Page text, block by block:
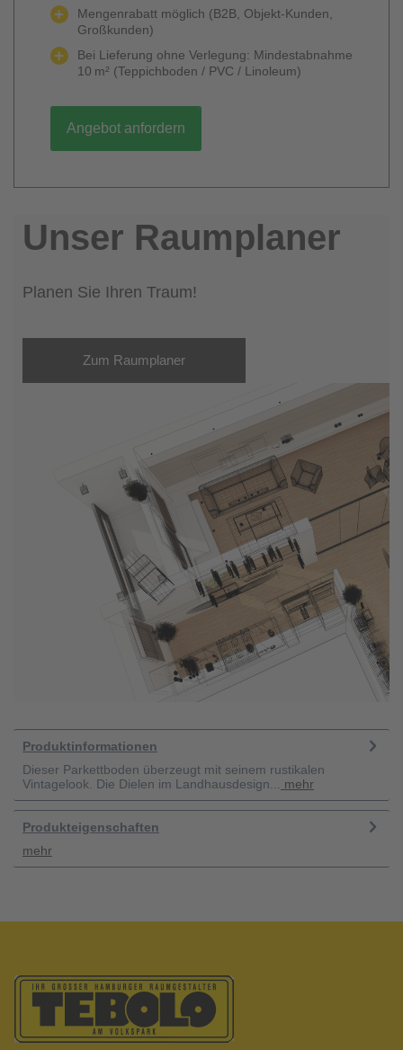
Mengenrabatt möglich (B2B, Objekt-Kunden,
Großkunden)
Bei Lieferung ohne Verlegung: Mindestabnahme
10 m² (Teppichboden / PVC / Linoleum)
Angebot anfordern
Unser Raumplaner
Planen Sie Ihren Traum!
Zum Raumplaner
Produktinformationen
Dieser Parkettboden überzeugt mit seinem rustikalen
Vintagelook. Die Dielen im Landhausdesign...
mehr
Produkteigenschaften
mehr